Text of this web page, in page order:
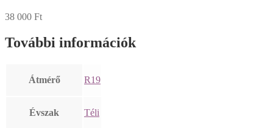
38 000 Ft
További információk
Átmérő R19
Évszak Téli